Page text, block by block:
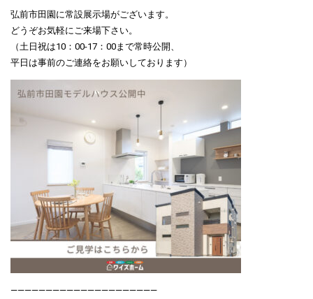
弘前市田園に常設展示場がございます。
どうぞお気軽にご来場下さい。
（土日祝は10：00-17：00まで常時公開、
平日は事前のご連絡をお願いしております）
—————————————————————